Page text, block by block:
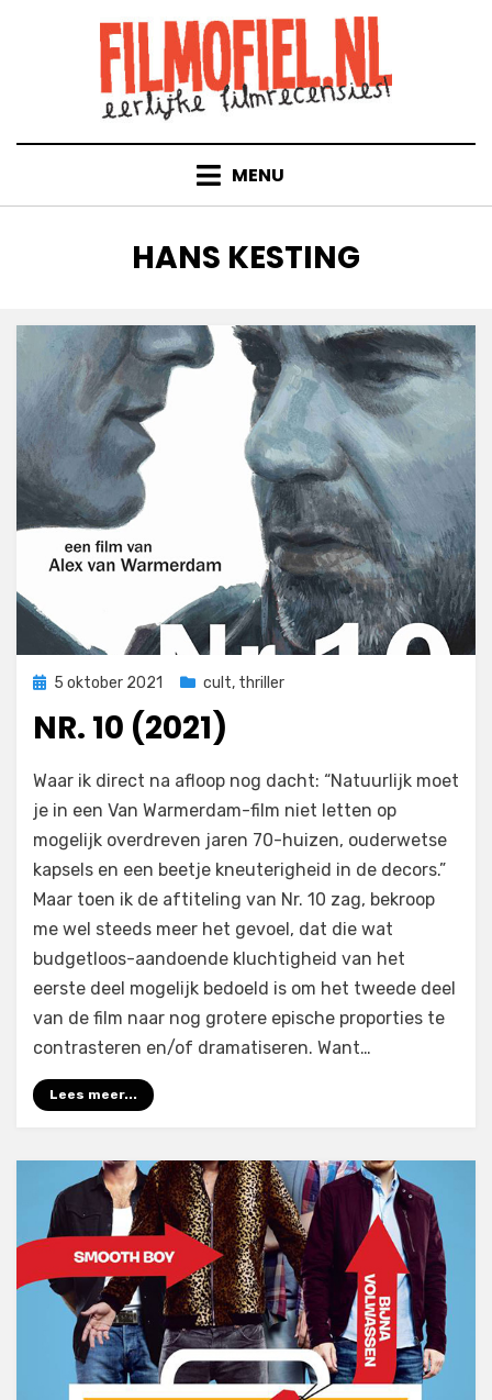
MENU
TAG
:
HANS KESTING
Geplaatst
5 oktober 2021 cult, thriller
NR. 10 (2021)
door Filmofiel.nl
Waar ik direct na afloop nog dacht: “Natuurlijk moet
je in een Van Warmerdam-film niet letten op
mogelijk overdreven jaren 70-huizen, ouderwetse
kapsels en een beetje kneuterigheid in de decors.”
Maar toen ik de aftiteling van Nr. 10 zag, bekroop
me wel steeds meer het gevoel, dat die wat
budgetloos-aandoende kluchtigheid van het
eerste deel mogelijk bedoeld is om het tweede deel
van de film naar nog grotere epische proporties te
contrasteren en/of dramatiseren. Want…
Lees meer...